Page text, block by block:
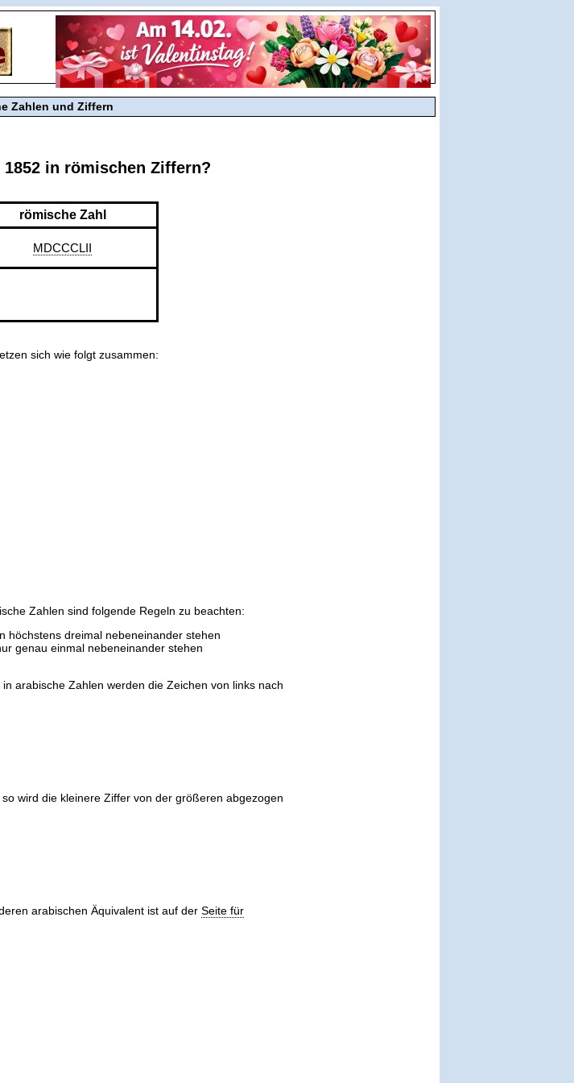
Zahlen und Ziffern
in römischen Ziffern?
römische Zahl
MDCCCLII
sich wie folgt zusammen:
Zahlen sind folgende Regeln zu beachten:
höchstens dreimal nebeneinander stehen
genau einmal nebeneinander stehen
arabische Zahlen werden die Zeichen von links nach
wird die kleinere Ziffer von der größeren abgezogen
arabischen Äquivalent ist auf der Seite für